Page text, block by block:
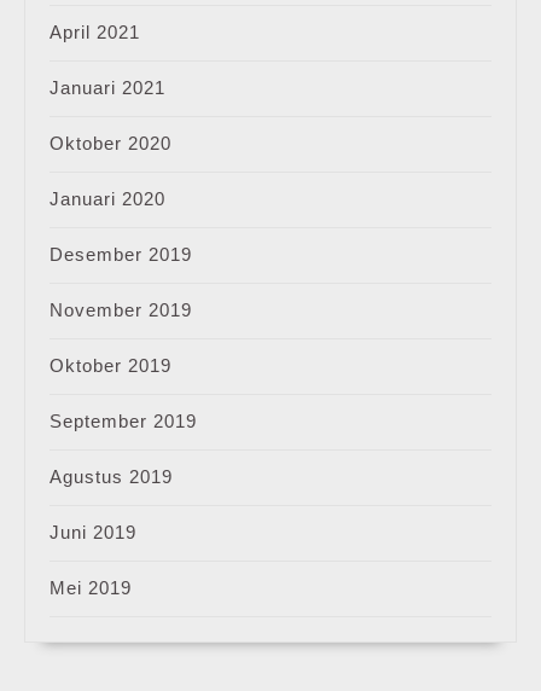
April 2021
Januari 2021
Oktober 2020
Januari 2020
Desember 2019
November 2019
Oktober 2019
September 2019
Agustus 2019
Juni 2019
Mei 2019